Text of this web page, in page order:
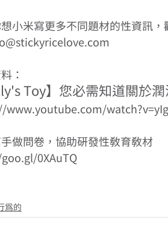
小米寫更多不同題材的性資訊
：
Toy】您必需知道關於
www.youtube.com/
做問卷，協助研發性教育教材
0XAuTQ
為的